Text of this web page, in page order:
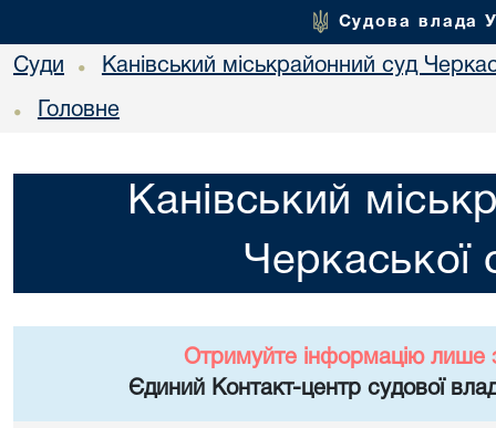
Судова влада
Суди • Канівський міськрайонний суд
• Головне
Канівський
Черкаської
Отримуйте інформацію лише
Єдиний Контакт-центр судової